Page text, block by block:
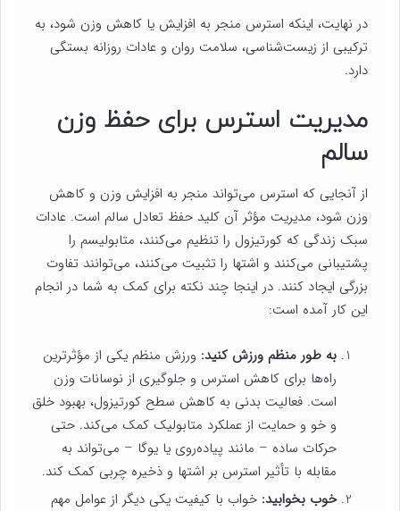
در نهایت، اینکه استرس منجر به افزایش یا کاهش وزن شود، به
ترکیبی از زیست‌شناسی، سلامت روان و عادات روزانه بستگی
دارد.
مدیریت استرس برای حفظ وزن
سالم
از آنجایی که استرس می‌تواند منجر به افزایش وزن و کاهش
وزن شود، مدیریت مؤثر آن کلید حفظ تعادل سالم است. عادات
سبک زندگی که کورتیزول را تنظیم می‌کنند، متابولیسم را
پشتیبانی می‌کنند و اشتها را تثبیت می‌کنند، می‌توانند تفاوت
بزرگی ایجاد کنند. در اینجا چند نکته برای کمک به شما در انجام
این کار آمده است:
به طور منظم ورزش کنید: ورزش منظم یکی از مؤثرترین
راه‌ها برای کاهش استرس و جلوگیری از نوسانات وزن
است. فعالیت بدنی به کاهش سطح کورتیزول، بهبود خلق
و خو و حمایت از عملکرد متابولیک کمک می‌کند. حتی
حرکات ساده – مانند پیاده‌روی یا یوگا – می‌تواند به
مقابله با تأثیر استرس بر اشتها و ذخیره چربی کمک کند.
خوب بخوابید: خواب با کیفیت یکی دیگر از عوامل مهم